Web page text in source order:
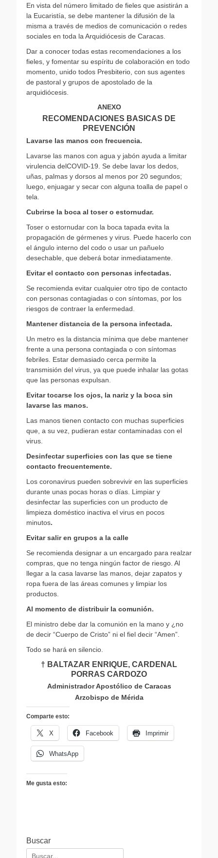
En vista del número limitado de fieles que asistirán a
la Eucaristía, se debe mantener la difusión de la
misma a través de medios de comunicación o redes
sociales en toda la Arquidiócesis de Caracas.
Dar a conocer todas estas recomendaciones a los
fieles, y fomentar su espíritu de colaboración en todo
momento, unido todos Presbiterio, con sus agentes
de pastoral y grupos de apostolado de la
arquidiócesis.
ANEXO
RECOMENDACIONES BASICAS DE
PREVENCIÓN
Lavarse las manos con frecuencia.
Lavarse las manos con agua y jabón ayuda a limitar
virulencia delCOVID-19. Se debe lavar los dedos,
uñas, palmas y dorsos al menos por 20 segundos;
luego, enjuagar y secar con alguna toalla de papel o
tela.
Cubrirse la boca al toser o estornudar.
Toser o estornudar con la boca tapada evita la
propagación de gérmenes y virus. Puede hacerlo con
el ángulo interno del codo o usar un pañuelo
desechable, que deberá botar inmediatamente.
Evitar el contacto con personas infectadas.
Se recomienda evitar cualquier otro tipo de contacto
con personas contagiadas o con síntomas, por los
riesgos de contraer la enfermedad.
Mantener distancia de la persona infectada.
Un metro es la distancia mínima que debe mantener
frente a una persona contagiada o con síntomas
febriles. Estar demasiado cerca permite la
transmisión del virus, ya que puede inhalar las gotas
que las personas expulsan.
Evitar tocarse los ojos, la nariz y la boca sin
lavarse las manos.
Las manos tienen contacto con muchas superficies
que, a su vez, pudieran estar contaminadas con el
virus.
Desinfectar superficies con las que se tiene
contacto frecuentemente.
Los coronavirus pueden sobrevivir en las superficies
durante unas pocas horas o días. Limpiar y
desinfectar las superficies con un producto de
limpieza doméstico inactiva el virus en pocos
minutos.
Evitar salir en grupos a la calle
Se recomienda designar a un encargado para realzar
compras, que no tenga ningún factor de riesgo. Al
llegar a la casa lavarse las manos, dejar zapatos y
ropa fuera de las áreas comunes y limpiar los
productos.
Al momento de distribuir la comunión.
El ministro debe dar la comunión en la mano y ¿no
de decir “Cuerpo de Cristo” ni el fiel decir “Amen”.
Todo se hará en silencio.
† BALTAZAR ENRIQUE, CARDENAL
PORRAS CARDOZO
Administrador Apostólico de Caracas
Arzobispo de Mérida
Comparte esto:
X Facebook Imprimir
WhatsApp
Me gusta esto:
Buscar
Buscar: